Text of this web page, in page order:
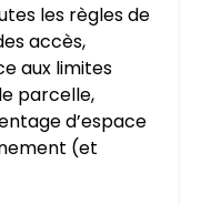
les règles de
accès,
aux limites
parcelle,
d’espace
(et